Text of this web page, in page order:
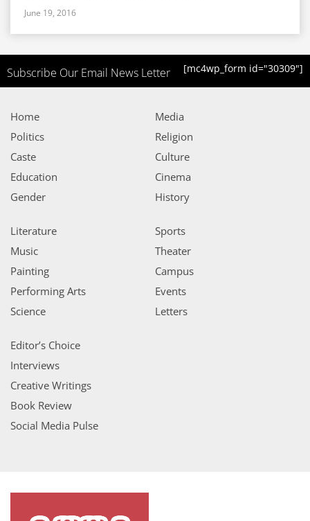
June 19, 2016
Subscribe Our Email News Letter [mc4wp_form id="30309"]
Home
Politics
Caste
Education
Gender
Media
Religion
Culture
Cinema
History
Literature
Music
Painting
Performing Arts
Science
Sports
Theater
Campus
Events
Letters
Editor’s Choice
Interviews
Creative Writings
Book Review
Social Media Pulse